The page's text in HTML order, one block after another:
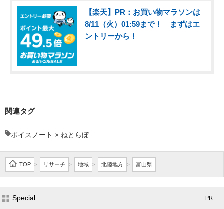
【楽天】PR：お買い物マラソンは
8/11（火）01:59まで！ まずはエ
ントリーから！
関連タグ
ボイスノート × ねとらぼ
TOP > リサーチ > 地域 > 北陸地方 > 富山県
Special - PR -